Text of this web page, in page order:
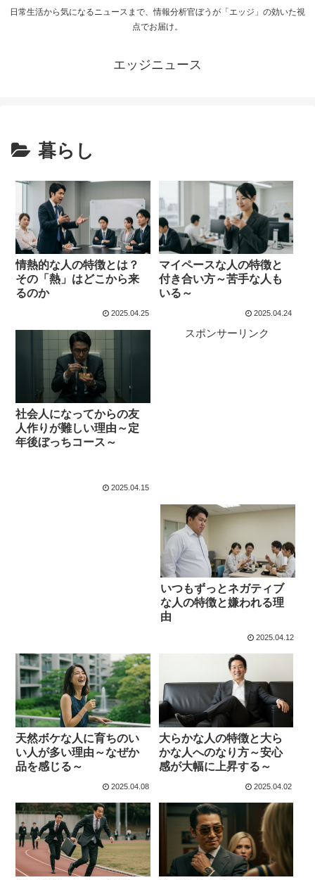
日常生活から気になるニュースまで、情報分析官ぼうが「エッジ」の効いた視
点でお届け。
エッジニュース
暮らし
情熱的な人の特徴とは？
その「熱」はどこから来
るのか
2025.04.25
マイペースな人の特徴と
付き合い方～苦手な人も
いる～
2025.04.24
社会人になってからの友
人作りが難しい理由～定
年後ぼっちコース～
2025.04.15
スポンサーリンク
いつもずっとネガティブ
な人の特徴と嫌われる理
由
2025.04.12
天然ボケな人に育ちのい
い人が多い理由～なぜか
品を感じる～
2025.04.08
大らかな人の特徴と大ら
かな人へのなり方～安心
感が大幅に上昇する～
2025.04.02